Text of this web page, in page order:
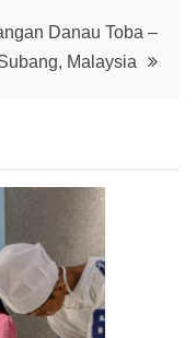
Danau Toba –
Malaysia